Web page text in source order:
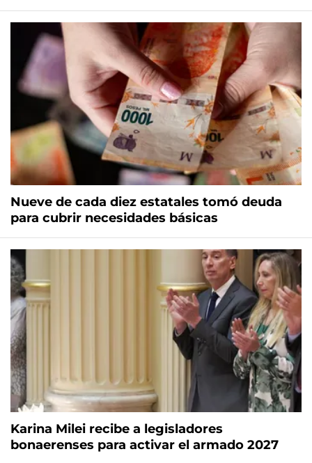
Nueve de cada diez estatales tomó deuda
para cubrir necesidades básicas
Karina Milei recibe a legisladores
bonaerenses para activar el armado 2027